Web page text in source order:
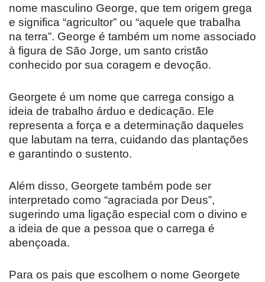
nome masculino George, que tem origem grega
e significa “agricultor” ou “aquele que trabalha
na terra”. George é também um nome associado
à figura de São Jorge, um santo cristão
conhecido por sua coragem e devoção.
Georgete é um nome que carrega consigo a
ideia de trabalho árduo e dedicação. Ele
representa a força e a determinação daqueles
que labutam na terra, cuidando das plantações
e garantindo o sustento.
Além disso, Georgete também pode ser
interpretado como “agraciada por Deus”,
sugerindo uma ligação especial com o divino e
a ideia de que a pessoa que o carrega é
abençoada.
Para os pais que escolhem o nome Georgete